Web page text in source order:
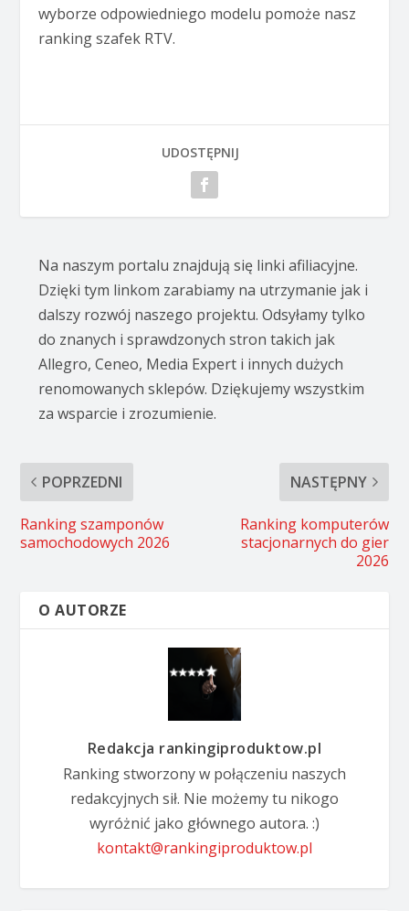
wyborze odpowiedniego modelu pomoże nasz
ranking szafek RTV.
UDOSTĘPNIJ
Na naszym portalu znajdują się linki afiliacyjne.
Dzięki tym linkom zarabiamy na utrzymanie jak i
dalszy rozwój naszego projektu. Odsyłamy tylko
do znanych i sprawdzonych stron takich jak
Allegro, Ceneo, Media Expert i innych dużych
renomowanych sklepów. Dziękujemy wszystkim
za wsparcie i zrozumienie.
POPRZEDNI
Ranking szamponów
samochodowych 2026
NASTĘPNY
Ranking komputerów
stacjonarnych do gier
2026
O AUTORZE
Redakcja rankingiproduktow.pl
Ranking stworzony w połączeniu naszych
redakcyjnych sił. Nie możemy tu nikogo
wyróżnić jako głównego autora. :)
kontakt@rankingiproduktow.pl